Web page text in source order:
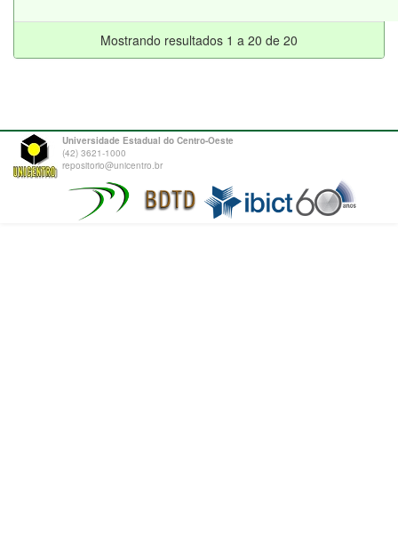
Mostrando resultados 1 a 20 de 20
Universidade Estadual do Centro-Oeste
(42) 3621-1000
repositorio@unicentro.br